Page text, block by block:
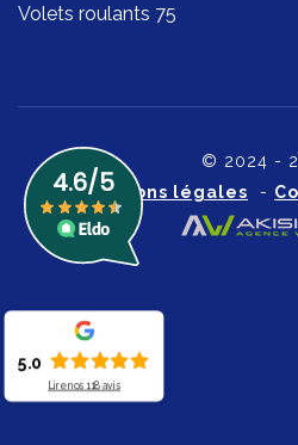
Volets roulants 75
© 2024 -
Mentions légales -
5.0
Lire nos 118 avis